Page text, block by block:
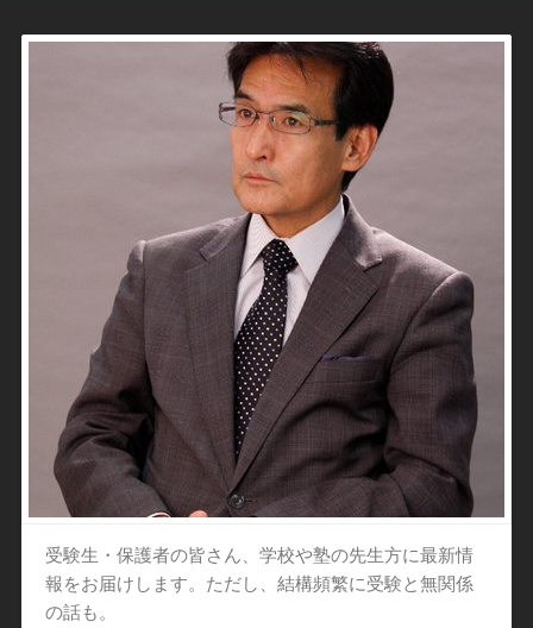
受験生・保護者の皆さん、学校や塾の先生方に最新情
報をお届けします。ただし、結構頻繁に受験と無関係
の話も。